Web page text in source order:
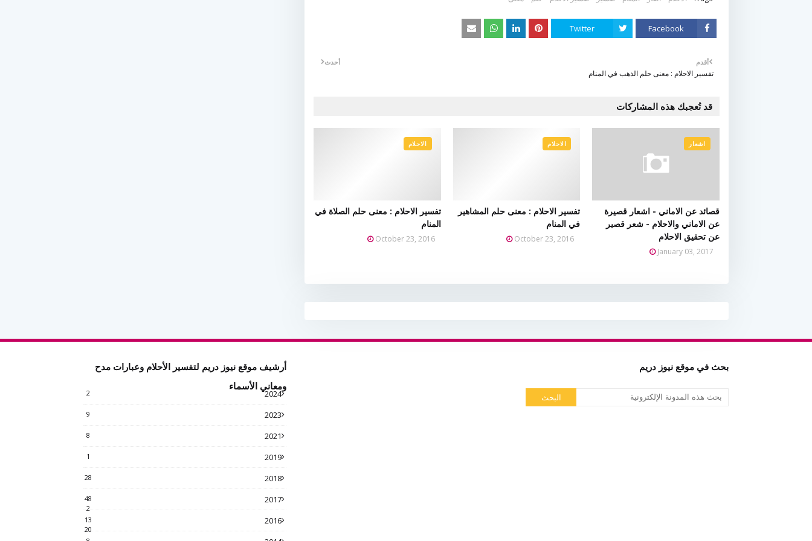
Facebook
Twitter
أحدث أقدم
تفسير الاحلام : معنى حلم الذهب في المنام
قد تُعجبك هذه المشاركات
اشعار
قصائد عن الاماني - اشعار قصيرة
عن الاماني والاحلام - شعر قصير
عن تحقيق الاحلام
January 03, 2017
الاحلام
تفسير الاحلام : معنى حلم المشاهير
في المنام
October 23, 2016
الاحلام
تفسير الاحلام : معنى حلم الصلاة في
المنام
October 23, 2016
بحث في موقع نيوز دريم
أرشيف موقع نيوز دريم لتفسير الأحلام وعبارات مدح
ومعاني الأسماء
2024
2
2023
9
2021
8
2019
1
2018
28
2017
48
2
2016
13
20